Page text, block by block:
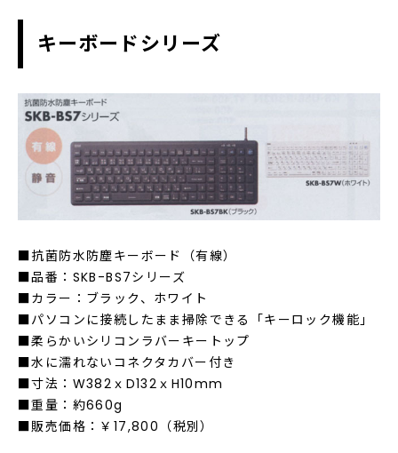
キーボードシリーズ
■抗菌防水防塵キーボード（有線）
■品番：SKB-BS7シリーズ
■カラー：ブラック、ホワイト
■パソコンに接続したまま掃除できる「キーロック機能」
■柔らかいシリコンラバーキートップ
■水に濡れないコネクタカバー付き
■寸法：W382ｘD132ｘH10mm
■重量：約660g
■販売価格：￥17,800（税別）